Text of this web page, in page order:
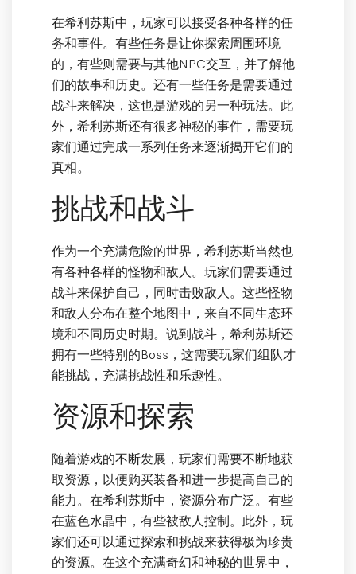
在希利苏斯中，玩家可以接受各种各样的任
务和事件。有些任务是让你探索周围环境
的，有些则需要与其他NPC交互，并了解他
们的故事和历史。还有一些任务是需要通过
战斗来解决，这也是游戏的另一种玩法。此
外，希利苏斯还有很多神秘的事件，需要玩
家们通过完成一系列任务来逐渐揭开它们的
真相。
挑战和战斗
作为一个充满危险的世界，希利苏斯当然也
有各种各样的怪物和敌人。玩家们需要通过
战斗来保护自己，同时击败敌人。这些怪物
和敌人分布在整个地图中，来自不同生态环
境和不同历史时期。说到战斗，希利苏斯还
拥有一些特别的Boss，这需要玩家们组队才
能挑战，充满挑战性和乐趣性。
资源和探索
随着游戏的不断发展，玩家们需要不断地获
取资源，以便购买装备和进一步提高自己的
能力。在希利苏斯中，资源分布广泛。有些
在蓝色水晶中，有些被敌人控制。此外，玩
家们还可以通过探索和挑战来获得极为珍贵
的资源。在这个充满奇幻和神秘的世界中，